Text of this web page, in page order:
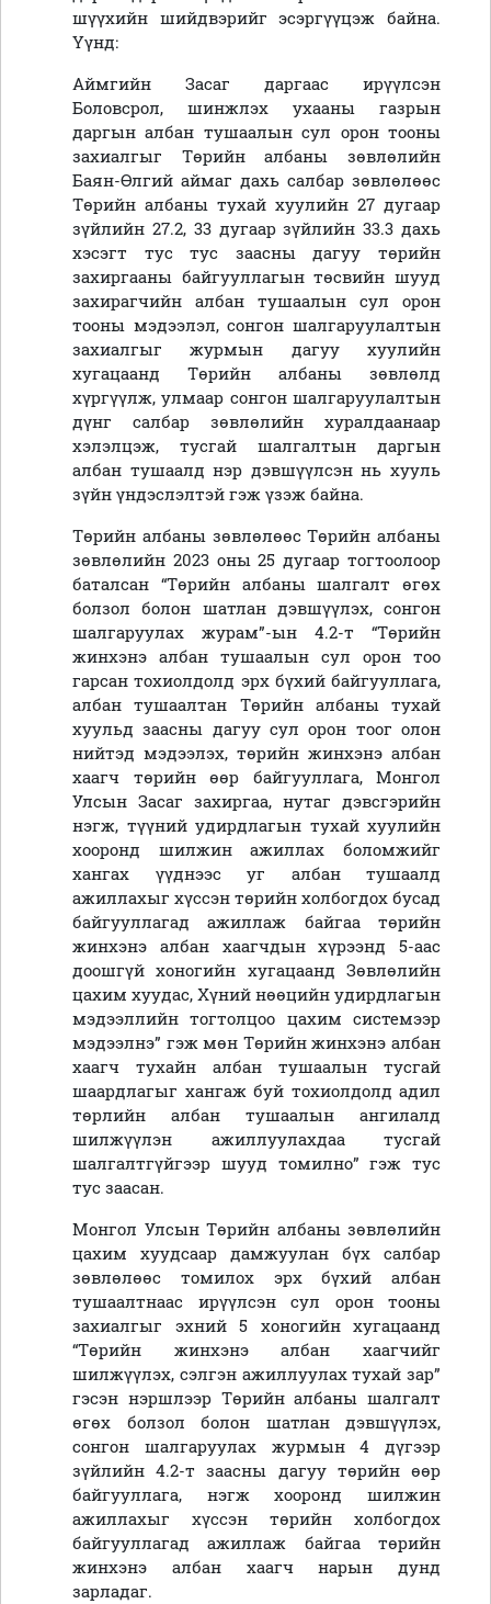
шүүхийн шийдвэрийг эсэргүүцэж байна.
Үүнд:
Аймгийн Засаг даргаас ирүүлсэн
Боловсрол, шинжлэх ухааны газрын
даргын албан тушаалын сул орон тооны
захиалгыг Төрийн албаны зөвлөлийн
Баян-Өлгий аймаг дахь салбар зөвлөлөөс
Төрийн албаны тухай хуулийн 27 дугаар
зүйлийн 27.2, 33 дугаар зүйлийн 33.3 дахь
хэсэгт тус тус заасны дагуу төрийн
захиргааны байгууллагын төсвийн шууд
захирагчийн албан тушаалын сул орон
тооны мэдээлэл, сонгон шалгаруулалтын
захиалгыг журмын дагуу хуулийн
хугацаанд Төрийн албаны зөвлөлд
хүргүүлж, улмаар сонгон шалгаруулалтын
дүнг салбар зөвлөлийн хуралдаанаар
хэлэлцэж, тусгай шалгалтын даргын
албан тушаалд нэр дэвшүүлсэн нь хууль
зүйн үндэслэлтэй гэж үзэж байна.
Төрийн албаны зөвлөлөөс Төрийн албаны
зөвлөлийн 2023 оны 25 дугаар тогтоолоор
баталсан “Төрийн албаны шалгалт өгөх
болзол болон шатлан дэвшүүлэх, сонгон
шалгаруулах журам”-ын 4.2-т “Төрийн
жинхэнэ албан тушаалын сул орон тоо
гарсан тохиолдолд эрх бүхий байгууллага,
албан тушаалтан Төрийн албаны тухай
хуульд заасны дагуу сул орон тоог олон
нийтэд мэдээлэх, төрийн жинхэнэ албан
хаагч төрийн өөр байгууллага, Монгол
Улсын Засаг захиргаа, нутаг дэвсгэрийн
нэгж, түүний удирдлагын тухай хуулийн
хооронд шилжин ажиллах боломжийг
хангах үүднээс уг албан тушаалд
ажиллахыг хүссэн төрийн холбогдох бусад
байгууллагад ажиллаж байгаа төрийн
жинхэнэ албан хаагчдын хүрээнд 5-аас
доошгүй хоногийн хугацаанд Зөвлөлийн
цахим хуудас, Хүний нөөцийн удирдлагын
мэдээллийн тогтолцоо цахим системээр
мэдээлнэ” гэж мөн Төрийн жинхэнэ албан
хаагч тухайн албан тушаалын тусгай
шаардлагыг хангаж буй тохиолдолд адил
төрлийн албан тушаалын ангилалд
шилжүүлэн ажиллуулахдаа тусгай
шалгалтгүйгээр шууд томилно” гэж тус
тус заасан.
Монгол Улсын Төрийн албаны зөвлөлийн
цахим хуудсаар дамжуулан бүх салбар
зөвлөлөөс томилох эрх бүхий албан
тушаалтнаас ирүүлсэн сул орон тооны
захиалгыг эхний 5 хоногийн хугацаанд
“Төрийн жинхэнэ албан хаагчийг
шилжүүлэх, сэлгэн ажиллуулах тухай зар”
гэсэн нэршлээр Төрийн албаны шалгалт
өгөх болзол болон шатлан дэвшүүлэх,
сонгон шалгаруулах журмын 4 дүгээр
зүйлийн 4.2-т заасны дагуу төрийн өөр
байгууллага, нэгж хооронд шилжин
ажиллахыг хүссэн төрийн холбогдох
байгууллагад ажиллаж байгаа төрийн
жинхэнэ албан хаагч нарын дунд
зарладаг.